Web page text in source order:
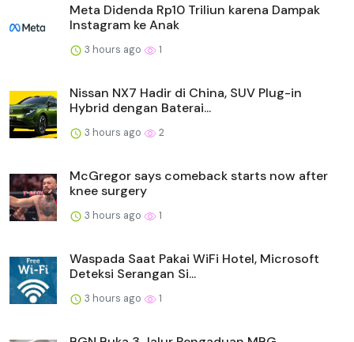
Meta Didenda Rp10 Triliun karena Dampak
Instagram ke Anak
3 hours ago 1
Nissan NX7 Hadir di China, SUV Plug-in
Hybrid dengan Baterai...
3 hours ago 2
McGregor says comeback starts now after
knee surgery
3 hours ago 1
Waspada Saat Pakai WiFi Hotel, Microsoft
Deteksi Serangan Si...
3 hours ago 1